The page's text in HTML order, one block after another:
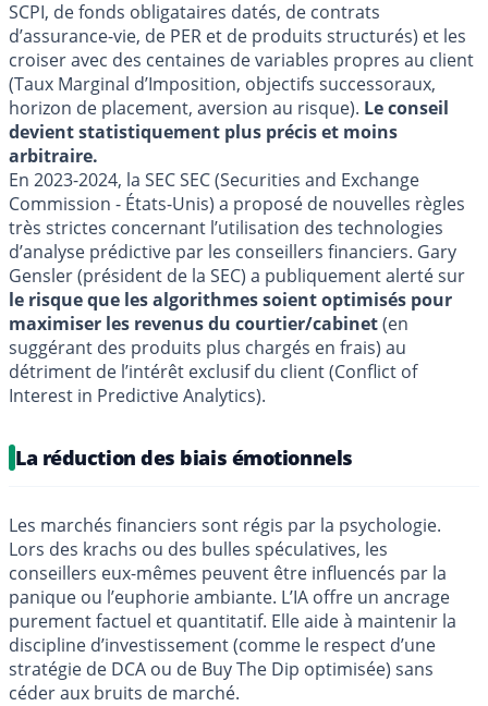
SCPI, de fonds obligataires datés, de contrats
d’assurance-vie, de PER et de produits structurés) et les
croiser avec des centaines de variables propres au client
(Taux Marginal d’Imposition, objectifs successoraux,
horizon de placement, aversion au risque). Le conseil
devient statistiquement plus précis et moins
arbitraire.
En 2023-2024, la SEC SEC (Securities and Exchange
Commission - États-Unis) a proposé de nouvelles règles
très strictes concernant l’utilisation des technologies
d’analyse prédictive par les conseillers financiers. Gary
Gensler (président de la SEC) a publiquement alerté sur
le risque que les algorithmes soient optimisés pour
maximiser les revenus du courtier/cabinet(en
suggérant des produits plus chargés en frais) au
détriment de l’intérêt exclusif du client (Conflict of
Interest in Predictive Analytics).
La réduction des biais émotionnels
Les marchés financiers sont régis par la psychologie.
Lors des krachs ou des bulles spéculatives, les
conseillers eux-mêmes peuvent être influencés par la
panique ou l’euphorie ambiante. L’IA offre un ancrage
purement factuel et quantitatif. Elle aide à maintenir la
discipline d’investissement (comme le respect d’une
stratégie de DCA ou de Buy The Dip optimisée) sans
céder aux bruits de marché.